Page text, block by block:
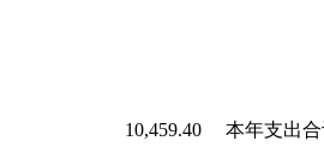
10,459.40 本年支出